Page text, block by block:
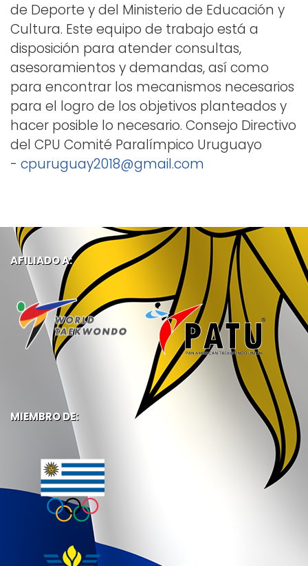
de Deporte y del Ministerio de Educación y
Cultura. Este equipo de trabajo está a
disposición para atender consultas,
asesoramientos y demandas, así como
para encontrar los mecanismos necesarios
para el logro de los objetivos planteados y
hacer posible lo necesario. Consejo Directivo
del CPU Comité Paralímpico Uruguayo
- cpuruguay2018@gmail.com
AFILIADO A:
MIEMBRO DE: